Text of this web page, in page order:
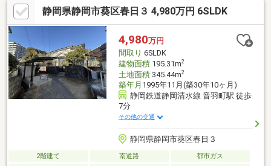
静岡県静岡市葵区春日３ 4,980万円 6SLDK
4,980万円
間取り 6SLDK
建物面積195.31m2
土地面積345.44m2
築年月 1995年11月(築30年10ヶ月)
静岡鉄道静岡清水線 音羽町駅 徒歩
7分
その他の交通
静岡県静岡市葵区春日３
2階建て 南道路
都市ガス